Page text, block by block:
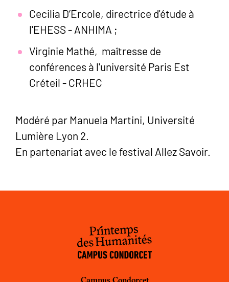
Cecilia D’Ercole, directrice d'étude à
l'EHESS - ANHIMA ;
Virginie Mathé, maîtresse de
conférences à l'université Paris Est
Créteil - CRHEC
Modéré par Manuela Martini, Université
Lumière Lyon 2.
En partenariat avec le festival Allez Savoir.